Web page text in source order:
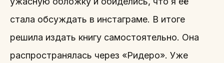
стала обсуждать в инстаграме. В итоге
решила издать книгу самостоятельно. Она
распространялась через «Ридеро». Уже